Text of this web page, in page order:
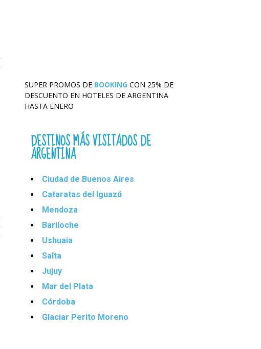
SUPER PROMOS DE BOOKING CON 25% DE
DESCUENTO EN HOTELES DE ARGENTINA
HASTA ENERO
DESTINOS MÁS VISITADOS DE
ARGENTINA
Ciudad de Buenos Aires
Cataratas del Iguazú
Mendoza
Bariloche
Ushuaia
Salta
Jujuy
Mar del Plata
Córdoba
Glaciar Perito Moreno